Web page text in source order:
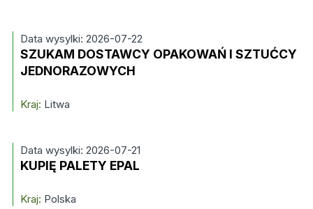
Data wysylki: 2026-07-22
SZUKAM DOSTAWCY OPAKOWAŃ I SZTUĆCY
JEDNORAZOWYCH
Kraj: Litwa
Data wysylki: 2026-07-21
KUPIĘ PALETY EPAL
Kraj: Polska